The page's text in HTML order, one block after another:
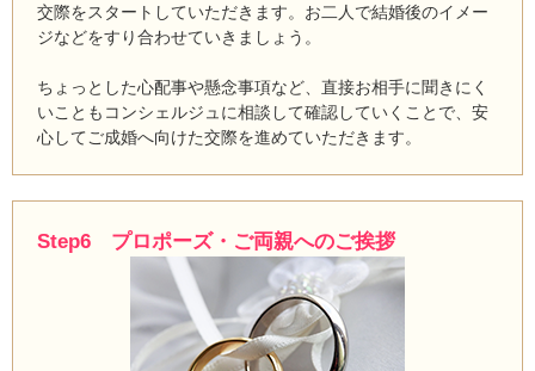
交際をスタートしていただきます。お二人で結婚後のイメー
ジなどをすり合わせていきましょう。
ちょっとした心配事や懸念事項など、直接お相手に聞きにく
いこともコンシェルジュに相談して確認していくことで、安
心してご成婚へ向けた交際を進めていただきます。
Step6 プロポーズ・ご両親へのご挨拶